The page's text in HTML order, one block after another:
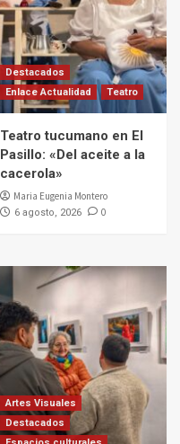
Destacados
Enlace Actualidad
Teatro
Teatro tucumano en El
Pasillo: «Del aceite a la
cacerola»
Maria Eugenia Montero
6 agosto, 2026 0
Artes Visuales
Destacados